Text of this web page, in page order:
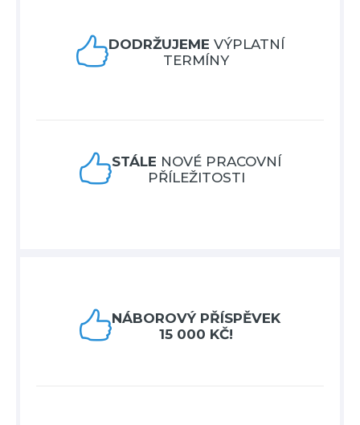
DODRŽUJEME VÝPLATNÍ
TERMÍNY
STÁLE NOVÉ PRACOVNÍ
PŘÍLEŽITOSTI
NÁBOROVÝ PŘÍSPĚVEK
15 000 KČ!